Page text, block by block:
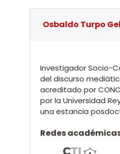
Osbaldo Turpo
Investigador Socio-
del discurso
acreditado por
por la Universidad
una estancia
Redes